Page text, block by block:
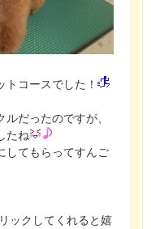
コースでした！
だったのですが、
たね
してもらってすんご
ックしてくれると嬉